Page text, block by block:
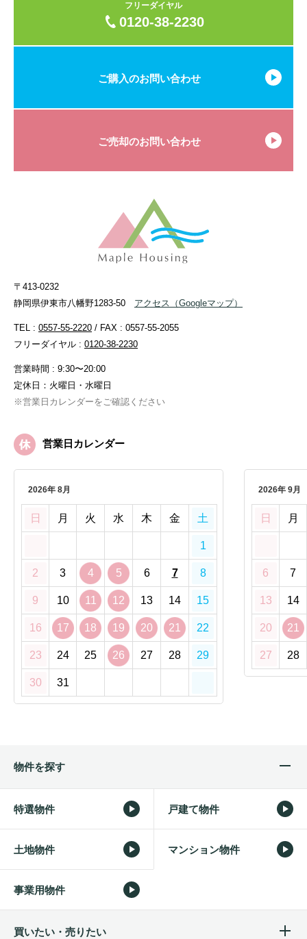
フリーダイヤル
0120-38-2230
ご購入のお問い合わせ
ご売却のお問い合わせ
〒413-0232
静岡県伊東市八幡野1283-50
アクセス （Googleマップ）
TEL : 0557-55-2220 / FAX : 0557-55-2055
フリーダイヤル : 0120-38-2230
営業時間 : 9:30〜20:00
定休日：火曜日・水曜日
※営業日カレンダーをご確認ください
営業日カレンダー
2026年 8月
日 月 火 水 木 金 土
1
2 3 4 5 6 7 8
9 10 11 12 13 14 15
16 17 18 19 20 21 22
23 24 25 26 27 28 29
30 31
2026年 9月
日 月
6 7
13 14
20 21
27 28
物件を探す
特選物件 戸建て物件
土地物件 マンション物件
事業用物件
買いたい・売りたい